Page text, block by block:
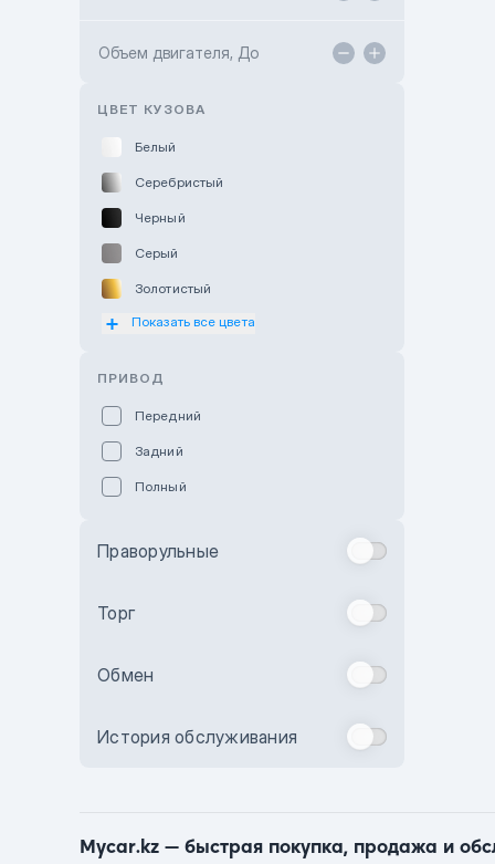
Hyundai ShymCity
Объем двигателя, До
ЦВЕТ КУЗОВА
Белый
Серебристый
Черный
Серый
Золотистый
Оранжевый
Бежевый
Комбинированный
Серый металлик
Показать все цвета
ПРИВОД
Передний
Задний
Полный
Праворульные
Торг
Обмен
История обслуживания
Mycar.kz — быстрая покупка, продажа и